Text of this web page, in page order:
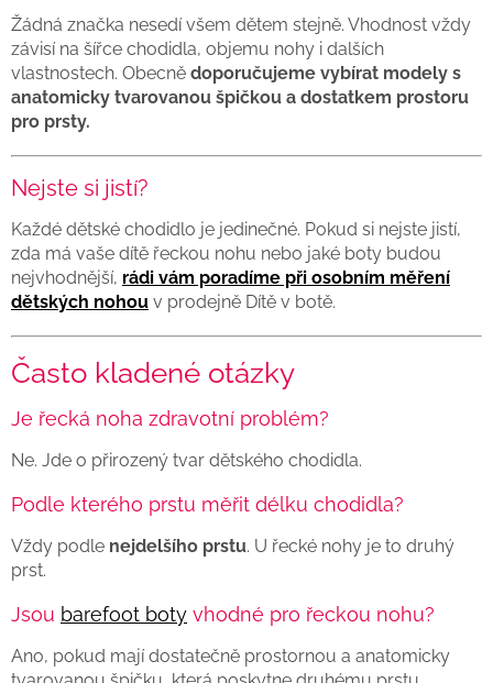
Žádná značka nesedí všem dětem stejně. Vhodnost vždy
závisí na šířce chodidla, objemu nohy i dalších
vlastnostech. Obecně doporučujeme vybírat modely s
anatomicky tvarovanou špičkou a dostatkem prostoru
pro prsty.
Nejste si jistí?
Každé dětské chodidlo je jedinečné. Pokud si nejste jistí,
zda má vaše dítě řeckou nohu nebo jaké boty budou
nejvhodnější, rádi vám poradíme při osobním měření
dětských nohou v prodejně Dítě v botě.
Často kladené otázky
Je řecká noha zdravotní problém?
Ne. Jde o přirozený tvar dětského chodidla.
Podle kterého prstu měřit délku chodidla?
Vždy podle nejdelšího prstu. U řecké nohy je to druhý
prst.
Jsou barefoot boty vhodné pro řeckou nohu?
Ano, pokud mají dostatečně prostornou a anatomicky